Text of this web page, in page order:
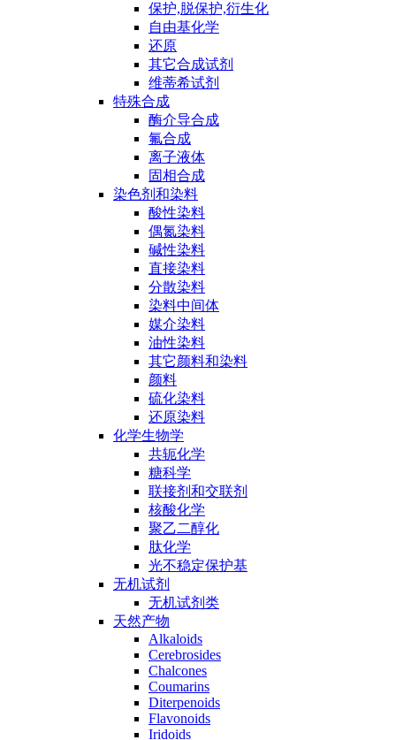
保护,脱保护,衍生化
自由基化学
还原
其它合成试剂
维蒂希试剂
特殊合成
酶介导合成
氟合成
离子液体
固相合成
染色剂和染料
酸性染料
偶氮染料
碱性染料
直接染料
分散染料
染料中间体
媒介染料
油性染料
其它颜料和染料
颜料
硫化染料
还原染料
化学生物学
共轭化学
糖科学
联接剂和交联剂
核酸化学
聚乙二醇化
肽化学
光不稳定保护基
无机试剂
无机试剂类
天然产物
Alkaloids
Cerebrosides
Chalcones
Coumarins
Diterpenoids
Flavonoids
Iridoids